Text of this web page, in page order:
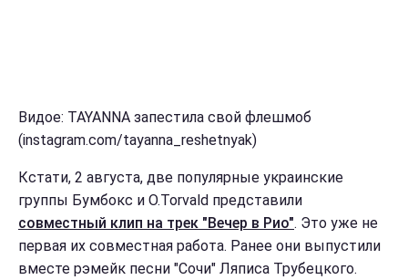
Видое: TAYANNA запестила свой флешмоб
(instagram.com/tayanna_reshetnyak)
Кстати, 2 августа, две популярные украинские
группы Бумбокс и O.Torvald представили
совместный клип на трек "Вечер в Рио". Это уже не
первая их совместная работа. Ранее они выпустили
вместе рэмейк песни "Сочи" Ляписа Трубецкого.